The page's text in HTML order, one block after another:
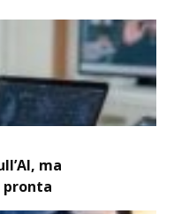
ma
pronta